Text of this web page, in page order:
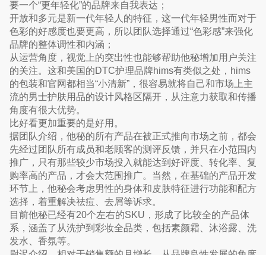
要一个“更年轻化”的品牌来自我表达；
开放和多元是新一代年轻人的特征，这一代年轻男性而对于
色彩的好感度也要更高，所以团队选择通过“色彩感”来强化
品牌的整体调性和内涵；
从运营角度，视觉上的突出性也能够帮助他秘增加用户关注
的关注。这和美国的DTC护理品牌hims有类似之处，hims
的包装和官网都相当“小清新”，很容易就将自己和市场上主
流的男士护肤用品的设计风格区隔开，从注意力获取和传播
角度有很大优势。
比好看更加重要的是好用。
据团队介绍，他秘的所有产品在被正式推向市场之前，都会
先经过团队所有成员和老顾客的测评反馈，并只在小范围内
推广，只有那些较少市场投入就能达到好评度、转化率、复
购率高的产品，才会大范围推广。当然，在基础的产品开发
环节上，他秘会考虑男性的身体和皮肤特征进行功能和配方
选择，着重解决祛痘、去屑等诉求。
目前他秘已经有20个左右的SKU，形成了比较全的产品体
系，涵盖了从洗护到彩妆全品类，包括素颜霜、沐浴露、洗
发水、香氛等。